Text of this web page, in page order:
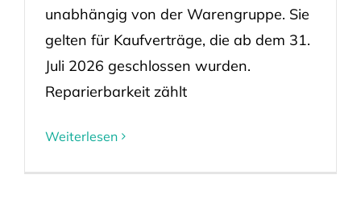
unabhängig von der Warengruppe. Sie
gelten für Kaufverträge, die ab dem 31.
Juli 2026 geschlossen wurden.
Reparierbarkeit zählt
Weiterlesen